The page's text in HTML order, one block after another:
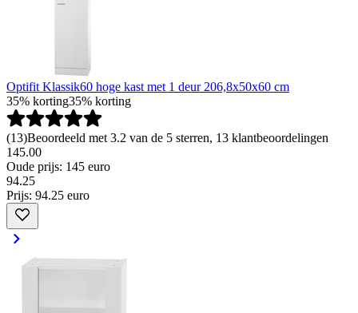
Optifit Klassik60 hoge kast met 1 deur 206,8x50x60 cm
35% korting35% korting
(13)Beoordeeld met 3.2 van de 5 sterren, 13 klantbeoordelingen
145.00
Oude prijs: 145 euro
94.25
Prijs: 94.25 euro